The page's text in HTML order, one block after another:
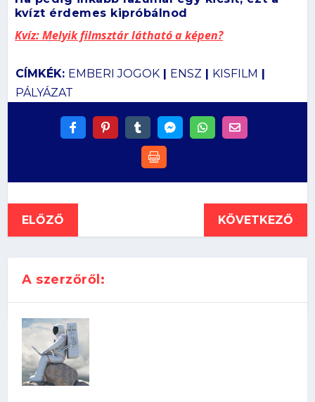
kvízt érdemes kipróbálnod
Kvíz: Melyik filmsztár látható a képen?
CÍMKÉK: EMBERI JOGOK| ENSZ | KISFILM |
PÁLYÁZAT
ELŐZŐ KÖVETKEZŐ
A szerzőről: